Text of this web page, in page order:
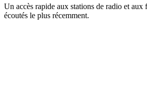
Un accès rapide aux stations de radio et aux
écoutés le plus récemment.